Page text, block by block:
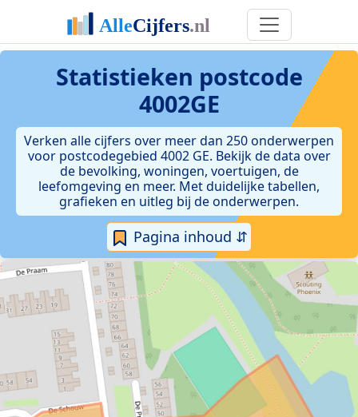
Statistieken postcode
4002GE
Verken alle cijfers over meer dan 250 onderwerpen
voor postcodegebied 4002 GE. Bekijk de data over
de bevolking, woningen, voertuigen, de
leefomgeving en meer. Met duidelijke tabellen,
grafieken en uitleg bij de onderwerpen.
Pagina inhoud ⇵